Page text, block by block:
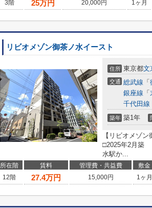
3階
25万円 20,000円 1ヶ月
リビオメゾン御茶ノ水イースト
住所 東京都文
交通 総武線 「
銀座線 「
千代田線
築年 築1年
【リビオメゾ
□2025年2月築
水駅か...
所在階 賃料 管理費・共益費 敷金
12階
27.4万円 15,000円 1ヶ月